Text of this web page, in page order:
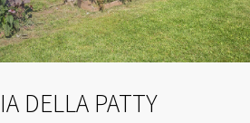
DELLA PATTY